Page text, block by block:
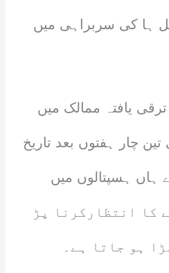
ہا کی سربراہی میں
یافتہ ممالک میں
تین چار ہفتوں بعد تاریخ
ہاں ہسپتالوں میں
اور 2گھنٹے کا انتظارکرنا پڑ
ہو جاتا ہے۔